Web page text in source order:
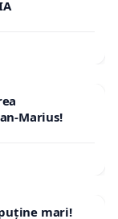
Marius!
mari!